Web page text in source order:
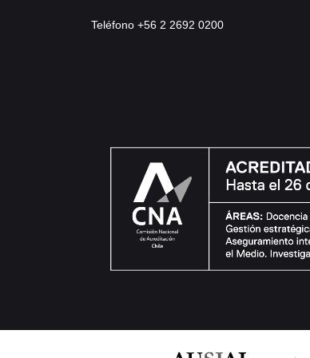
Teléfono +56 2 2692 0200